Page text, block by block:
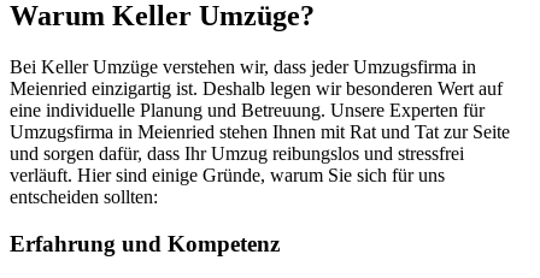
Warum Keller Umzüge?
Bei Keller Umzüge verstehen wir, dass jeder Umzugsfirma in
Meienried einzigartig ist. Deshalb legen wir besonderen Wert auf
eine individuelle Planung und Betreuung. Unsere Experten für
Umzugsfirma in Meienried stehen Ihnen mit Rat und Tat zur Seite
und sorgen dafür, dass Ihr Umzug reibungslos und stressfrei
verläuft. Hier sind einige Gründe, warum Sie sich für uns
entscheiden sollten:
Erfahrung und Kompetenz